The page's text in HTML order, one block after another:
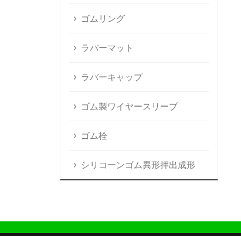
ゴムリング
ラバーマット
ラバーキャップ
ゴム製ワイヤースリーブ
ゴム栓
シリコーンゴム異形押出成形